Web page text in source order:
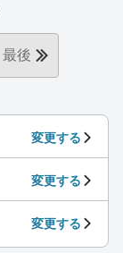
変更する
変更する
変更する
最後